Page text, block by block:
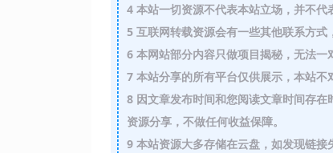
4本站一切资源不代表本站立场，并不代
5互联网转载资源会有一些其他联系方式
6本网站部分内容只做项目揭秘，无法一
7本站分享的所有平台仅供展示，本站不
8因文章发布时间和您阅读文章时间存在
资源分享，不做任何收益保障。
9本站资源大多存储在云盘，如发现链接